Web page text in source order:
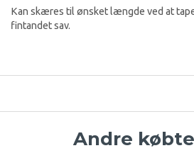
Kan skæres til ønsket længde ved at
fintandet sav.
Andre